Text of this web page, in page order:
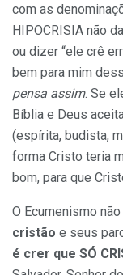
com as
HIPOCRISIA não
ou dizer “ele crê
bem para mim
pensa assim. Se
Bíblia e Deus
(espírita, budista,
forma Cristo teria
bom, para que
O Ecumenismo não
cristão e seus
é crer que SÓ